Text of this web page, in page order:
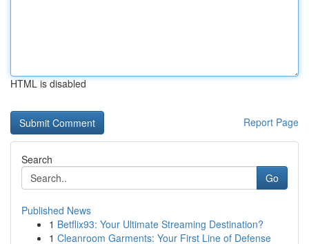
HTML is disabled
Report Page
Search
Go
Published News
1 Betflix93: Your Ultimate Streaming Destination?
1 Cleanroom Garments: Your First Line of Defense